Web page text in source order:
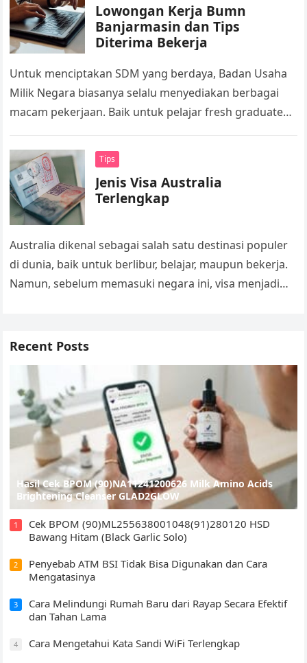
Lowongan Kerja Bumn
Banjarmasin dan Tips
Diterima Bekerja
Untuk menciptakan SDM yang berdaya, Badan Usaha
Milik Negara biasanya selalu menyediakan berbagai
macam pekerjaan. Baik untuk pelajar fresh graduated
Wilayah…
Tips
Jenis Visa Australia
Terlengkap
Australia dikenal sebagai salah satu destinasi populer
di dunia, baik untuk berlibur, belajar, maupun bekerja.
Namun, sebelum memasuki negara ini, visa menjadi
Recent Posts
Hasil Cek BPOM (90)NA11241200626 Milk Amino Acids
Brightening Cleanser GLAD2GLOW
1
Cek BPOM (90)ML255638001048(91)280120 HSD
Bawang Hitam (Black Garlic Solo)
2
Penyebab ATM BSI Tidak Bisa Digunakan dan Cara
Mengatasinya
3
Cara Melindungi Rumah Baru dari Rayap Secara Efektif
dan Tahan Lama
4 Cara Mengetahui Kata Sandi WiFi Terlengkap